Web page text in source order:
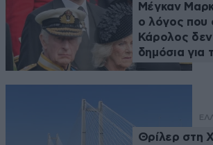
Μέγκαν
ο λόγος που
Κάρολος
δημόσια για
Θρίλερ στη